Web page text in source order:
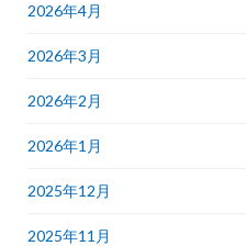
2026年4月
2026年3月
2026年2月
2026年1月
2025年12月
2025年11月